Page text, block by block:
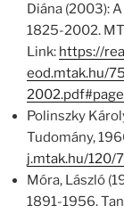
Diána (2003):
1825-2002.
Link: https://
eod.mtak.hu/
Polinszky
Tudomány,
j.mtak.hu/120/
Móra, László
1891-1956.